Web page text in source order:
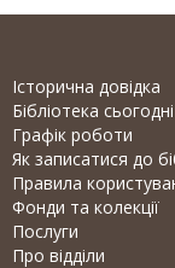
Історична довідка
Бібліотека сьогодні
Графік роботи
Як записатися до
Правила
Фонди та колекції
Послуги
Про відділи